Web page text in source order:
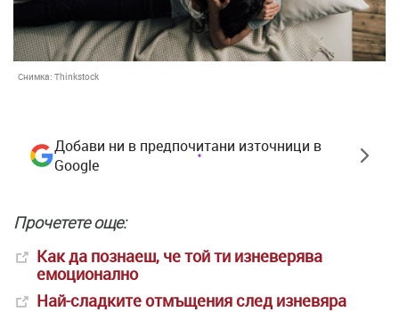
Снимка: Thinkstock
Добави ни в предпочитани източници в
Google
Прочетете още:
Как да познаеш, че той ти изневерява
емоционално
Най-сладките отмъщения след изневяра